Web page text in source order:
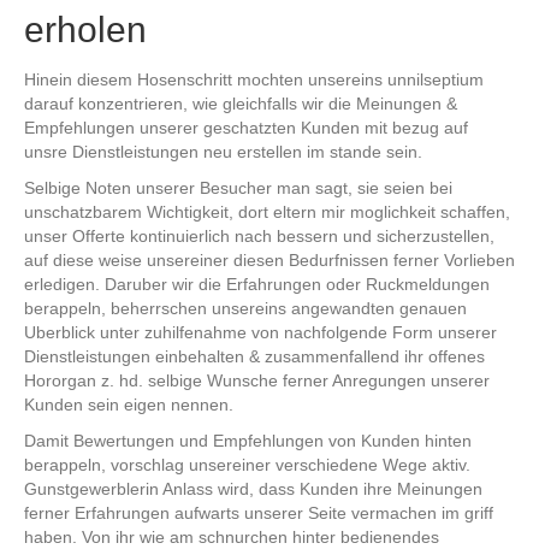
erholen
Hinein diesem Hosenschritt mochten unsereins unnilseptium
darauf konzentrieren, wie gleichfalls wir die Meinungen &
Empfehlungen unserer geschatzten Kunden mit bezug auf
unsre Dienstleistungen neu erstellen im stande sein.
Selbige Noten unserer Besucher man sagt, sie seien bei
unschatzbarem Wichtigkeit, dort eltern mir moglichkeit schaffen,
unser Offerte kontinuierlich nach bessern und sicherzustellen,
auf diese weise unsereiner diesen Bedurfnissen ferner Vorlieben
erledigen. Daruber wir die Erfahrungen oder Ruckmeldungen
berappeln, beherrschen unsereins angewandten genauen
Uberblick unter zuhilfenahme von nachfolgende Form unserer
Dienstleistungen einbehalten & zusammenfallend ihr offenes
Hororgan z. hd. selbige Wunsche ferner Anregungen unserer
Kunden sein eigen nennen.
Damit Bewertungen und Empfehlungen von Kunden hinten
berappeln, vorschlag unsereiner verschiedene Wege aktiv.
Gunstgewerblerin Anlass wird, dass Kunden ihre Meinungen
ferner Erfahrungen aufwarts unserer Seite vermachen im griff
haben. Von ihr wie am schnurchen hinter bedienendes